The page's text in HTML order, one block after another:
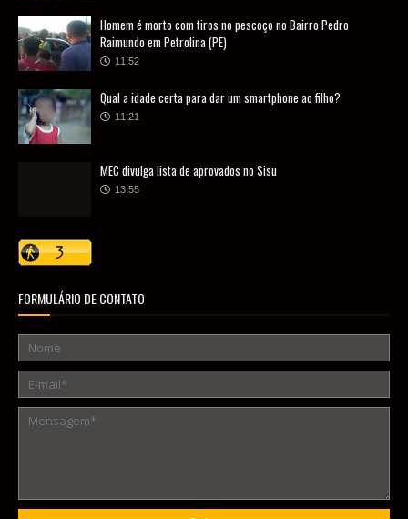
Homem é morto com tiros no pescoço no Bairro Pedro
Raimundo em Petrolina (PE)
11:52
Qual a idade certa para dar um smartphone ao filho?
11:21
MEC divulga lista de aprovados no Sisu
13:55
FORMULÁRIO DE CONTATO